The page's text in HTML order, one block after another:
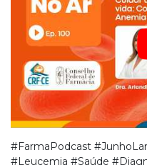
#FarmaPodcast
#Leucemia #Saúde